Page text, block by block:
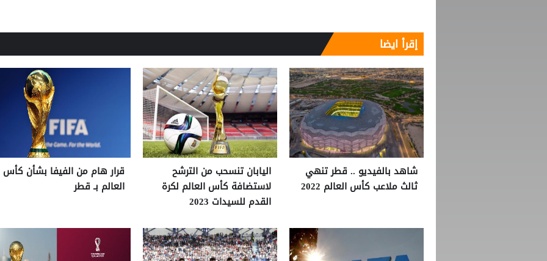
إقرأ ايضا
شاهد بالفيديو .. قطر تنهي
ثالث ملاعب كأس العالم 2022
اليابان تنسحب من الترشح
لاستضافة كأس العالم لكرة
القدم للسيدات 2023
قرار هام من الفيفا بشأن كأس
العالم بـ قطر